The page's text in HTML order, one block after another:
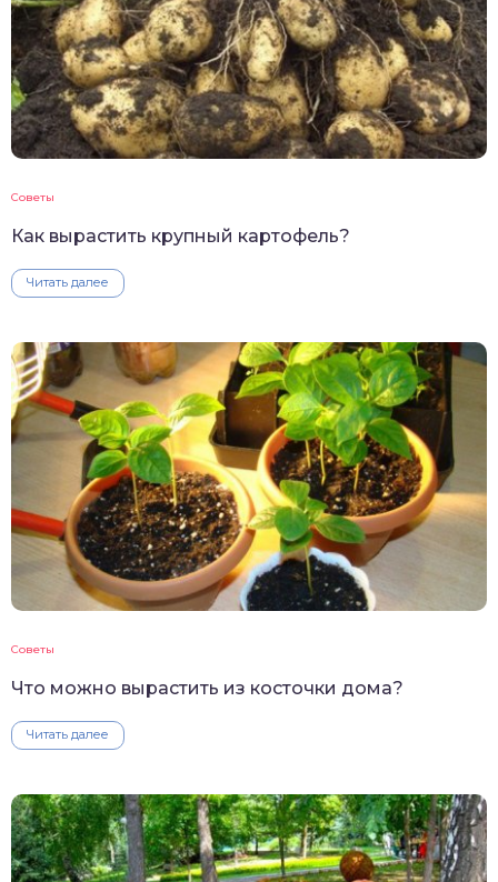
Советы
Как вырастить крупный картофель?
Читать далее
Советы
Что можно вырастить из косточки дома?
Читать далее